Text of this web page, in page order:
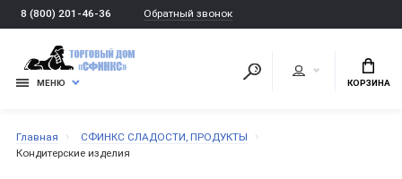
8 (800) 201-46-36 Обратный звонок
МЕНЮ КОРЗИНА
Главная
СФИНКС СЛАДОСТИ, ПРОДУКТЫ
Кондитерские изделия